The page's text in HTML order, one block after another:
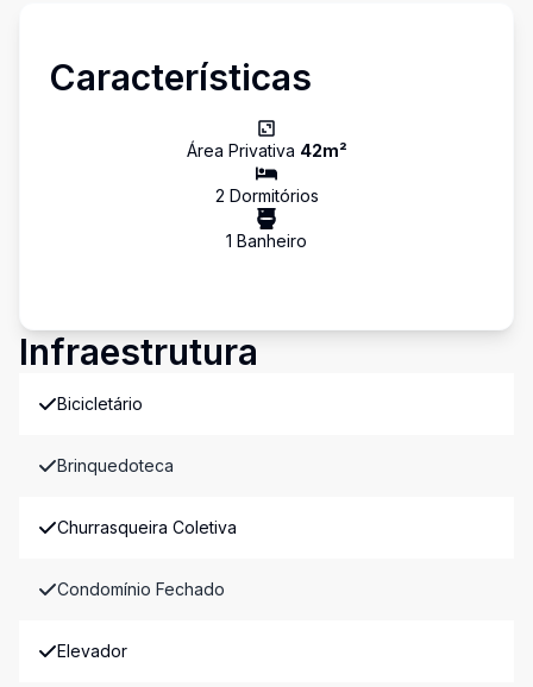
Características
Área Privativa 42m²
2 Dormitórios
1 Banheiro
Infraestrutura
Bicicletário
Brinquedoteca
Churrasqueira Coletiva
Condomínio Fechado
Elevador